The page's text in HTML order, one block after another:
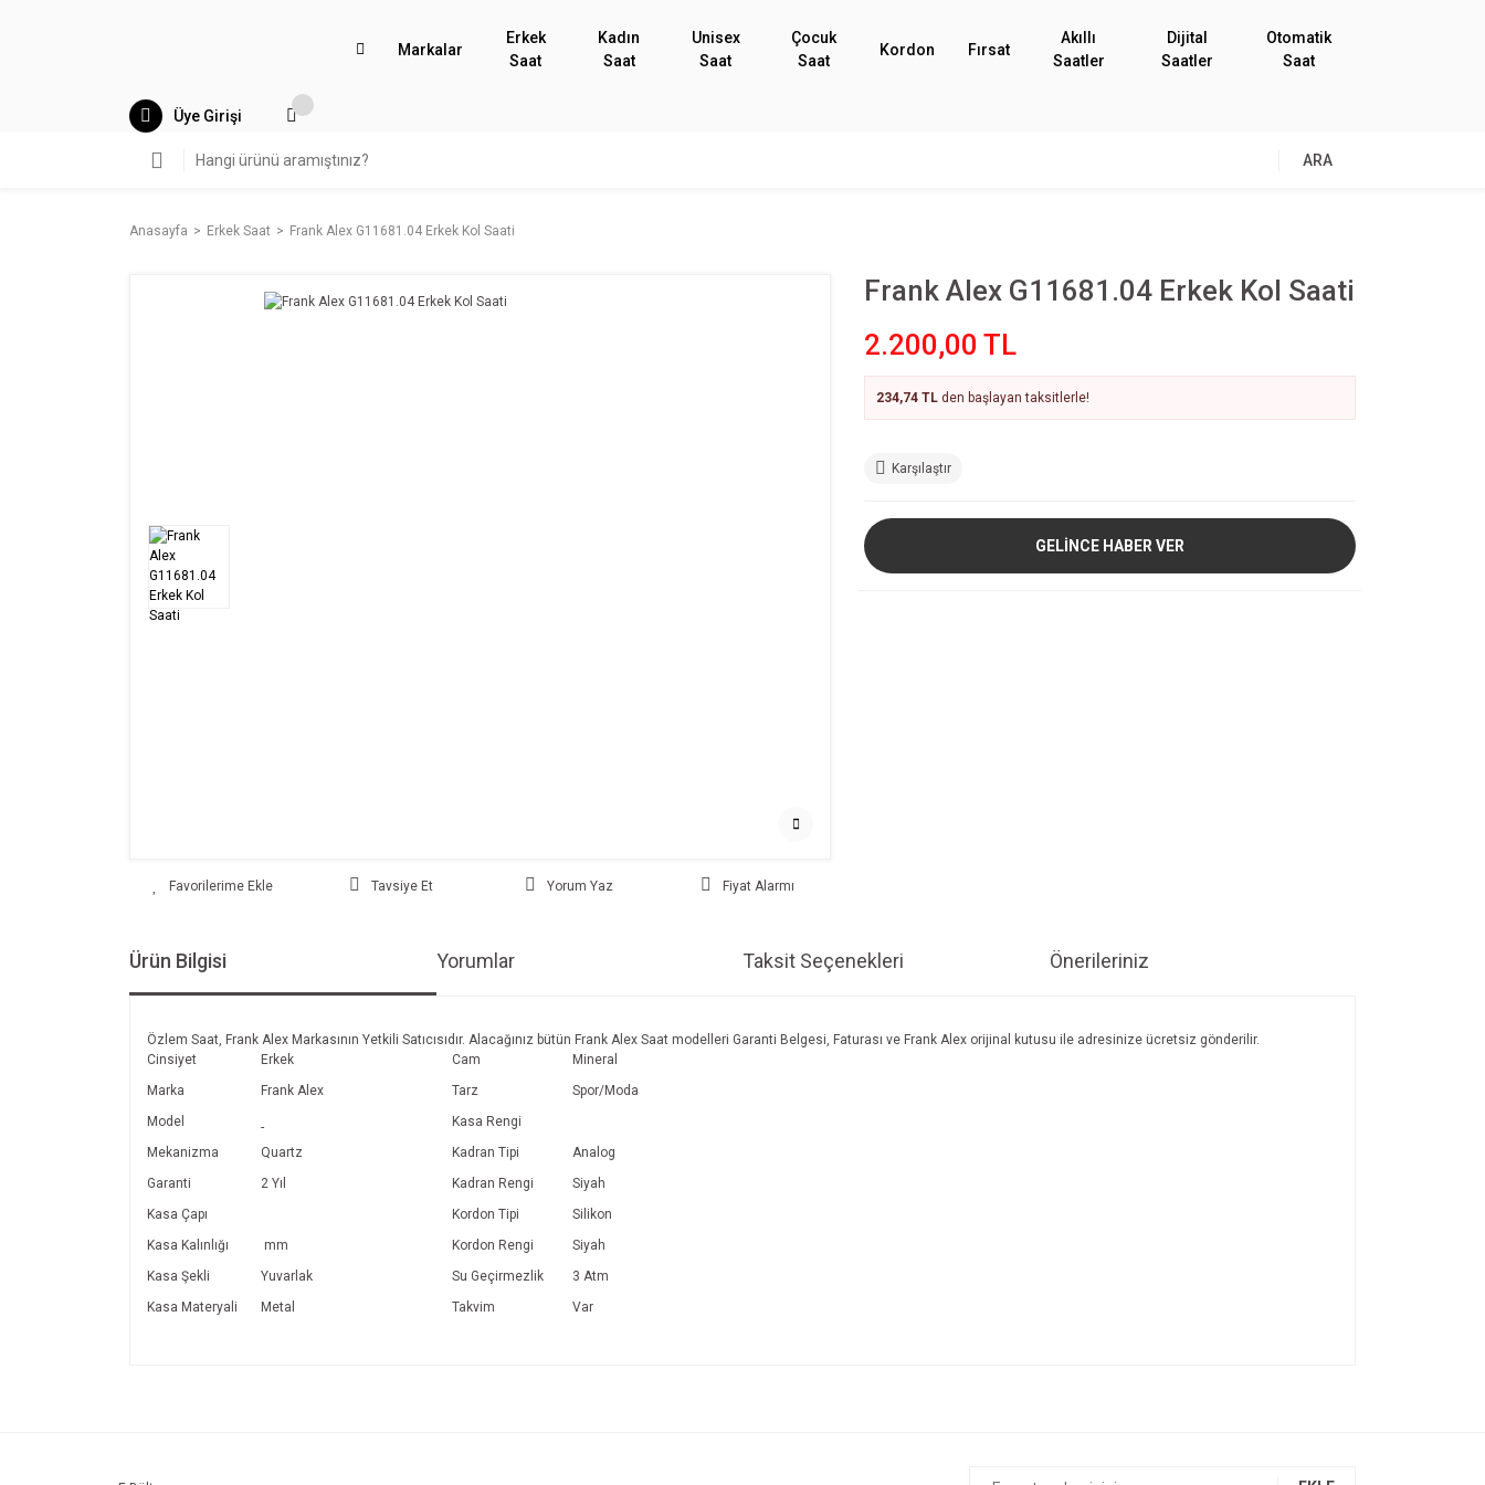
Markalar
Erkek
Saat
Kadın
Saat
Unisex
Saat
Çocuk
Saat
Kordon Fırsat
Akıllı
Saatler
Dijital
Saatler
Otomatik
Saat
Üye Girişi
ARA
Anasayfa Erkek Saat Frank Alex G11681.04 Erkek Kol Saati
Tavsiye Et Yorum Yaz Fiyat Alarmı
Frank Alex G11681.04 Erkek Kol Saati
2.200,00 TL
234,74 TL den başlayan taksitlerle!
Karşılaştır
GELİNCE HABER VER
Ürün Bilgisi Yorumlar Taksit Seçenekleri Önerileriniz
Özlem Saat, Frank Alex Markasının Yetkili Satıcısıdır. Alacağınız bütün Frank Alex Saat modelleri Garanti Belgesi, Faturası ve Frank Alex orijinal kutusu ile adresinize ücretsiz gönderilir.
Cinsiyet
Erkek Cam
Mineral
Marka
Frank Alex Tarz
Spor/Moda
Model
-
Kasa Rengi
Mekanizma
Quartz Kadran Tipi
Analog
Garanti
2 Yıl Kadran Rengi
Siyah
Kasa Çapı
Kordon Tipi
Silikon
Kasa Kalınlığı
mm Kordon Rengi
Siyah
Kasa Şekli
Yuvarlak Su Geçirmezlik
3 Atm
Kasa Materyali
Metal Takvim Var